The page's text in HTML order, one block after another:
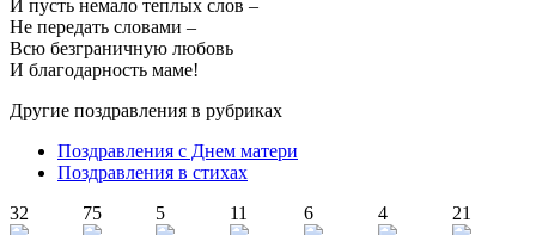
И пусть немало теплых слов –
Не передать словами –
Всю безграничную любовь
И благодарность маме!
Другие поздравления в рубриках
Поздравления с Днем матери
Поздравления в стихах
32
75 5 11 6 4 21